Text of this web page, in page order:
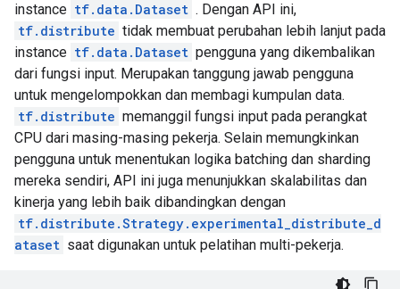
instance tf.data.Dataset . Dengan API ini,
tf.distribute tidak membuat perubahan lebih lanjut pada
instance tf.data.Dataset pengguna yang dikembalikan
dari fungsi input. Merupakan tanggung jawab pengguna
untuk mengelompokkan dan membagi kumpulan data.
tf.distribute memanggil fungsi input pada perangkat
CPU dari masing-masing pekerja. Selain memungkinkan
pengguna untuk menentukan logika batching dan sharding
mereka sendiri, API ini juga menunjukkan skalabilitas dan
kinerja yang lebih baik dibandingkan dengan
tf.distribute.Strategy.experimental_distribute_d
ataset saat digunakan untuk pelatihan multi-pekerja.